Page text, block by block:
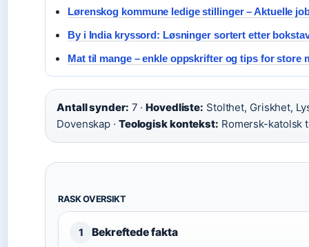
Lørenskog kommune ledige stillinger – Aktuelle
By i India kryssord: Løsninger sortert etter
Mat til mange – enkle oppskrifter og tips for store
Antall synder: 7 ·Hovedliste: Stolthet, Griskhet,
Dovenskap · Teologisk kontekst: Romersk-katolsk
RASK OVERSIKT
1 Bekreftede fakta